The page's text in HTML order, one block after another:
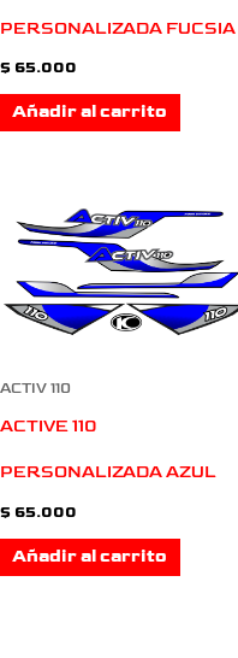
PERSONALIZADA FUCSIA
$ 65.000
Añadir al carrito
ACTIV 110
ACTIVE 110
PERSONALIZADA AZUL
$ 65.000
Añadir al carrito